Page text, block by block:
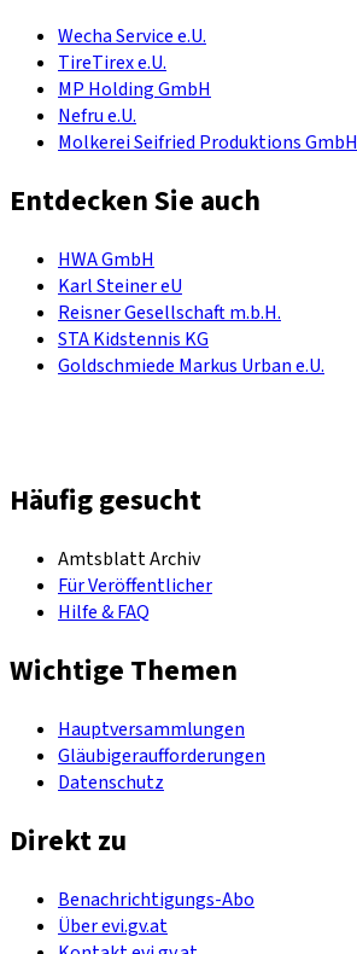
Wecha Service e.U.
TireTirex e.U.
MP Holding GmbH
Nefru e.U.
Molkerei Seifried Produktions GmbH
Entdecken Sie auch
HWA GmbH
Karl Steiner eU
Reisner Gesellschaft m.b.H.
STA Kidstennis KG
Goldschmiede Markus Urban e.U.
Häufig gesucht
Amtsblatt Archiv
Für Veröffentlicher
Hilfe & FAQ
Wichtige Themen
Hauptversammlungen
Gläubigeraufforderungen
Datenschutz
Direkt zu
Benachrichtigungs-Abo
Über evi.gv.at